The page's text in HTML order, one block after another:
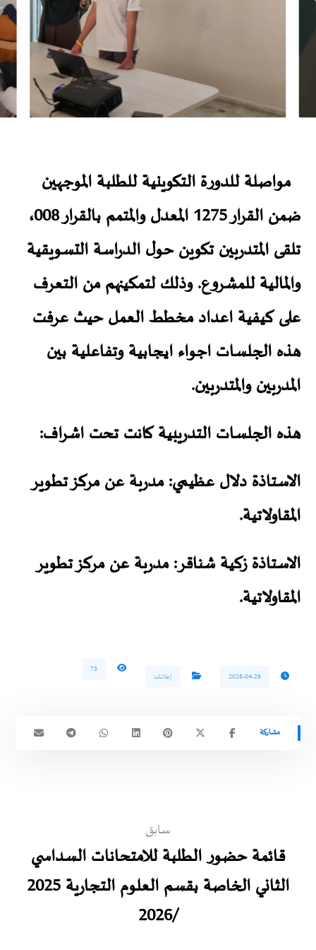
مواصلة للدورة التكوينية للطلبة الموجهين
ضمن القرار 1275 المعدل والمتمم بالقرار 008،
تلقى المتدربين تكوين حول الدراسة التسويقية
والمالية للمشروع. وذلك لتمكينهم من التعرف
على كيفية اعداد مخطط العمل حيث عرفت
هذه الجلسات اجواء ايجابية وتفاعلية بين
المدربين والمتدربين.
هذه الجلسات التدريبية كانت تحت اشراف:
الاستاذة دلال عظيمي:مدربة عن مركز تطوير
المقاولاتية.
الاستاذة زكية شناقر:مدربة عن مركز تطوير
المقاولاتية.
2026-04-29 إعلانات
73
سابق
قائمة حضور الطلبة للامتحانات السداسي
الثاني الخاصة بقسم العلوم التجارية 2025
/2026